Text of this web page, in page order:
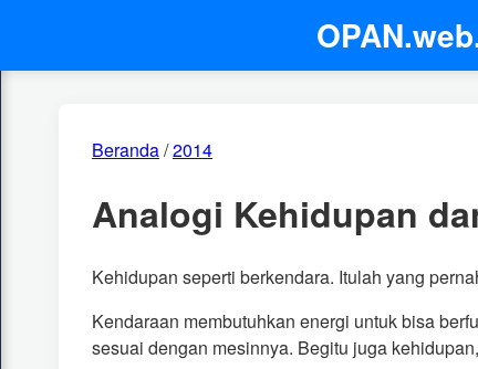
Beranda/2014
Analogi Kehidupan
Kehidupan seperti berkendara. Itulah yang
Kendaraan membutuhkan energi untuk bisa
sesuai dengan mesinnya. Begitu juga